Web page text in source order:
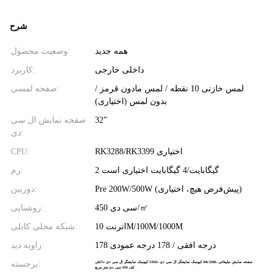
شرح
وضعیت محصول: همه جدید
کاربرد: داخلی خارجی
صفحه لمسی:
لمس خازنی 10 نقطه / لمس مادون قرمز /
بدون لمس (اختیاری)
صفحه نمایش ال سی
دی:
32”
CPU: RK3288/RK3399 اختیاری
رم: 2 گیگابایت/4 گیگابایت اختیاری است
دوربین: Pre 200W/500W (پیش‌فرض هیچ، اختیاری)
روشنایی: 450 سی دی/㎡
شبکه محلی کابلی: اترنت 10M/100M/1000M
زاویه دید: 178 درجه افقی / 178 درجه عمودی
برجسته:
کیوسک نمایشگر ال سی دی داخلی UHD، کیوسک نمایشگر ال سی دی RK3288، صفحه نمایش تبلیغاتی
کف 450 سی دی/متر مربع